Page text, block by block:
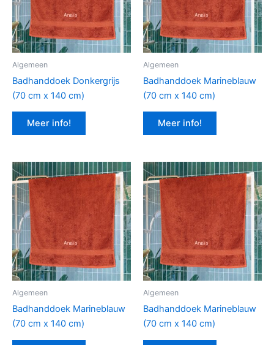
Algemeen
Badhanddoek Donkergrijs
(70 cm x 140 cm)
Meer info!
Algemeen
Badhanddoek Marineblauw
(70 cm x 140 cm)
Meer info!
Algemeen
Badhanddoek Marineblauw
(70 cm x 140 cm)
Algemeen
Badhanddoek Marineblauw
(70 cm x 140 cm)